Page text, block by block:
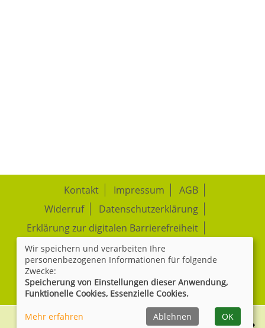
Kontakt Impressum
AGB
Widerruf
Datenschutzerklärung
Erklärung zur digitalen Barrierefreiheit
Cookie Einstellungen
Widerrufsformular
Wir speichern und verarbeiten Ihre
personenbezogenen Informationen für folgende
Zwecke:
Speicherung von Einstellungen dieser Anwendung,
Funktionelle Cookies, Essenzielle Cookies.
Mehr erfahren Ablehnen OK